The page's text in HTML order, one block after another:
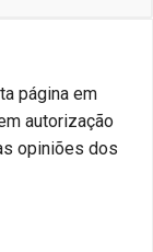
página em
autorização
opiniões dos